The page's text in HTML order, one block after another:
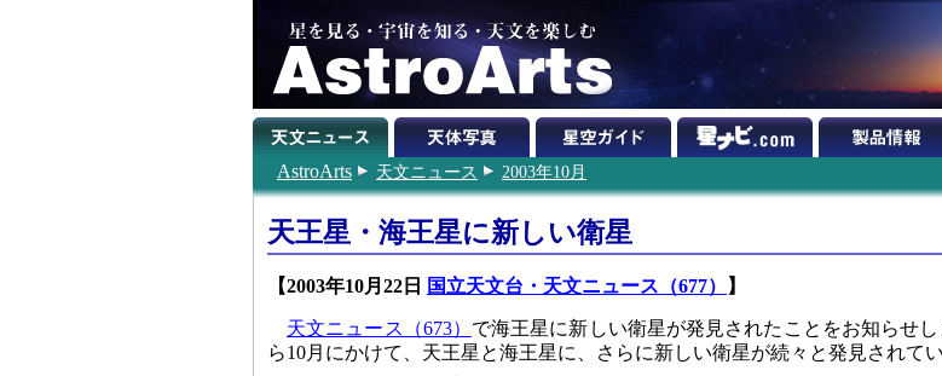
AstroArts 天文ニュース 2003年10月
天王星・海王星に新しい衛星
【2003年10月22日 国立天文台・天文ニュース（677） 】
天文ニュース（673） で海王星に新しい衛星が発見されたことをお知らせ
ら10月にかけて、天王星と海王星に、さらに新しい衛星が続々と発見されてい